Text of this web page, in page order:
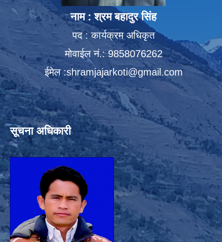
नाम : श्रम बहादुर सिंह
पद : कार्यक्रम अधिकृत
मोवाईल नं.: 9858076262
ईमेल :shramjajarkoti@gmail.com
सूचना अधिकारी